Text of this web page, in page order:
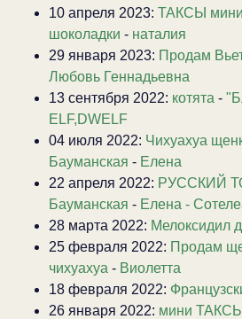
10 апреля 2023: ТАКСЫ
шоколадки - наталия
29 января 2023: Продам
Любовь Геннадьевна
13 сентября 2022: котята -
ELF,DWELF
04 июля 2022: Чихуахуа
Бауманская - Елена
22 апреля 2022: РУССКИЙ
Бауманская - Елена -
28 марта 2022: Мелоксидил
25 февраля 2022: Продам
чихуахуа - Виолетта
18 февраля 2022:
26 января 2022: мини